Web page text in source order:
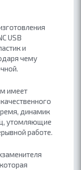
USB
и
чему
имеет
динамик
утомляющие
работе.